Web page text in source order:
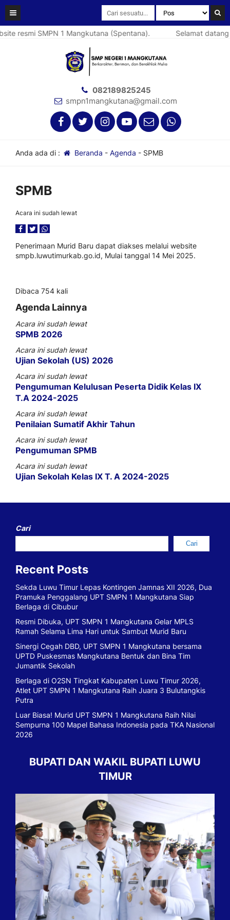
resmi SMPN 1 Mangkutana (Spentana). Selamat datang
082189825245
smpn1mangkutana@gmail.com
Anda ada di : Beranda - Agenda - SPMB
SPMB
Acara ini sudah lewat
Penerimaan Murid Baru dapat diakses melalui website
smpb.luwutimurkab.go.id, Mulai tanggal 14 Mei 2025.
Dibaca 754 kali
Agenda Lainnya
Acara ini sudah lewat
SPMB 2026
Acara ini sudah lewat
Ujian Sekolah (US) 2026
Acara ini sudah lewat
Pengumuman Kelulusan Peserta Didik Kelas IX
T.A 2024-2025
Acara ini sudah lewat
Penilaian Sumatif Akhir Tahun
Acara ini sudah lewat
Pengumuman SPMB
Acara ini sudah lewat
Ujian Sekolah Kelas IX T. A 2024-2025
Cari
Cari
Recent Posts
Sekda Luwu Timur Lepas Kontingen Jamnas XII 2026, Dua
Pramuka Penggalang UPT SMPN 1 Mangkutana Siap
Berlaga di Cibubur
Resmi Dibuka, UPT SMPN 1 Mangkutana Gelar MPLS
Ramah Selama Lima Hari untuk Sambut Murid Baru
Sinergi Cegah DBD, UPT SMPN 1 Mangkutana bersama
UPTD Puskesmas Mangkutana Bentuk dan Bina Tim
Jumantik Sekolah
Berlaga di O2SN Tingkat Kabupaten Luwu Timur 2026,
Atlet UPT SMPN 1 Mangkutana Raih Juara 3 Bulutangkis
Putra
Luar Biasa! Murid UPT SMPN 1 Mangkutana Raih Nilai
Sempurna 100 Mapel Bahasa Indonesia pada TKA Nasional
2026
BUPATI DAN WAKIL BUPATI LUWU
TIMUR